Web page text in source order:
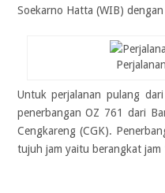
Soekarno Hatta (WIB)
Untuk perjalanan pulang
penerbangan OZ 761 dari
Cengkareng (CGK).
tujuh jam yaitu berangkat